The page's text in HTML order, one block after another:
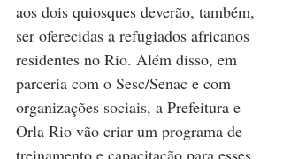
aos dois quiosques deverão, também,
ser oferecidas a refugiados africanos
residentes no Rio. Além disso, em
parceria com o Sesc/Senac e com
organizações sociais, a Prefeitura e
Orla Rio vão criar um programa de
treinamento e capacitação para esses